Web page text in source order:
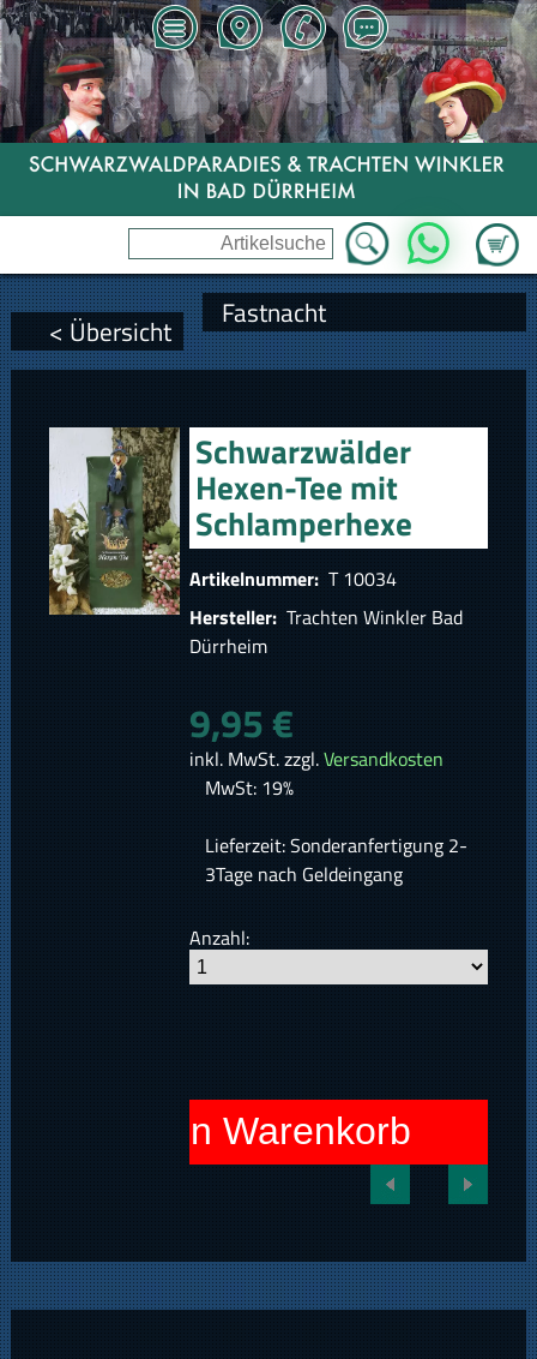
Zum
WhatsApp
< Übersicht Fastnacht
Schwarzwälder
Hexen-Tee mit
Schlamperhexe
Artikelnummer: T 10034
Hersteller: Trachten Winkler Bad
Dürrheim
9,95 €
inkl. MwSt. zzgl.Versandkosten
MwSt: 19%
Lieferzeit: Sonderanfertigung 2-
3Tage nach Geldeingang
Anzahl:
In den Warenkorb